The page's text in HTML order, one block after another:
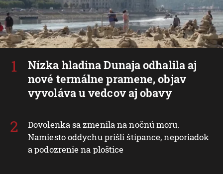
Nízka hladina Dunaja odhalila aj
nové termálne pramene, objav
vyvoláva u vedcov aj obavy
Dovolenka sa zmenila na nočnú moru.
Namiesto oddychu prišli štípance, neporiadok
a podozrenie na ploštice